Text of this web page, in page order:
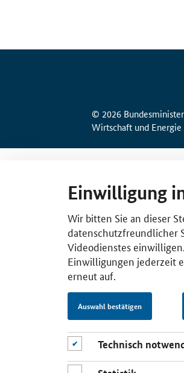
© 2026
Wirtschaft und Energie
Einwilligung
Wir bitten Sie an dieser
datenschutzfreundlicher
Videodienstes
Einwilligungen jederzeit
erneut auf.
Auswahl bestätigen
Technisch